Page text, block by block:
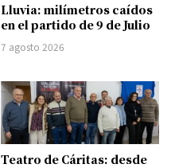
Lluvia: milímetros caídos
en el partido de 9 de Julio
7 agosto 2026
Teatro de Cáritas: desde